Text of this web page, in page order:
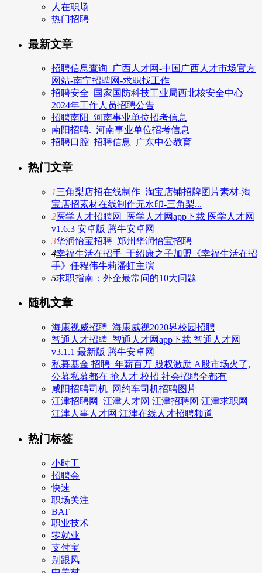
人在职场
热门招聘
最新文章
招聘信息查询_广西人才网-中国广西人才市场官方
网站-南宁招聘网-求职找工作
招聘安全_国家国防科技工业局西北核安全中心
2024年工作人员招聘公告
招聘南阳_河南事业单位招考信息
南阳招聘._河南事业单位招考信息
招聘口腔_招聘信息_广东中公教育
热门文章
1三角梨店招在线制作_淘宝店铺招牌图片素材-淘
宝店招素材在线制作无水印-三角梨...
2医学人才招聘网_医学人才网app下载 医学人才网
v1.6.3 安卓版 腾牛安卓网
3华润怡宝招聘_郑州华润怡宝招聘
4幸福生活在招手_于绍康之子加盟《幸福生活在招
手》任程伟牛莉潘虹主演
5求职指南：外企最常问的10大问题
随机文章
海康视威招聘_海康威视2020界校园招聘
智通人才招聘_智通人才网app下载 智通人才网
v3.1.1 最新版 腾牛安卓网
私募基金 招聘_年薪百万 股权激励 A股市场火了,
公募私募都在 抢人才 校招 社会招聘全都有
咸阳招聘司机_网约车司机招聘图片
江津招聘网_江津人才网 江津招聘网 江津求职网
江津人事人才网 江津在线人才招聘频道
热门标签
小时工
招聘会
快速
职场关注
BAT
职业技术
零就业
支付宝
别跟风